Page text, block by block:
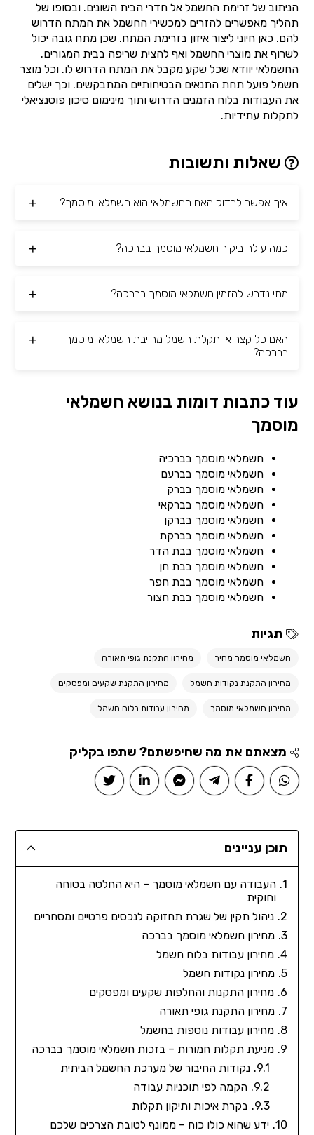
הניתוב של זרימת החשמל אל חדרי הבית השונים. ובסופו של
תהליך מאפשרים להזרים למכשירי החשמל את המתח הדרוש
להם. כאן חיוני ליצור איזון בזרימת המתח. שכן מתח גובה יכול
לשרוף את מוצרי החשמל ואף להצית שריפה בבית המגורים.
החשמלאי יוודא שכל שקע מקבל את המתח הדרוש לו. וכל מוצר
חשמל פועל תחת התנאים הבטיחותיים המתבקשים. וכך ישלים
את העבודות בלוח הזמנים הדרוש ותוך מינימום סיכון פוטנציאלי
לתקלות עתידיות.
שאלות ותשובות
איך אפשר לבדוק האם החשמלאי הוא חשמלאי מוסמך?
כמה עולה ביקור חשמלאי מוסמך בברכה?
מתי נדרש להזמין חשמלאי מוסמך בברכה?
האם כל קצר או תקלת חשמל מחייבת חשמלאי מוסמך
בברכה?
עוד כתבות דומות בנושא חשמלאי
מוסמך
חשמלאי מוסמך בברכיה
חשמלאי מוסמך בברעם
חשמלאי מוסמך בברק
חשמלאי מוסמך בברקאי
חשמלאי מוסמך בברקן
חשמלאי מוסמך בברקת
חשמלאי מוסמך בבת הדר
חשמלאי מוסמך בבת חן
חשמלאי מוסמך בבת חפר
חשמלאי מוסמך בבת חצור
תגיות
חשמלאי מוסמך מחיר מחירון התקנת גופי תאורה
מחירון התקנת נקודות חשמל מחירון התקנת שקעים ומפסקים
מחירון חשמלאי מוסמך מחירון עבודות בלוח חשמל
מצאתם את מה שחיפשתם? שתפו בקליק
תוכן עניינים
העבודה עם חשמלאי מוסמך – היא החלטה בטוחה
וחוקית
ניהול תקין של שגרת תחזוקה לנכסים פרטיים ומסחריים
מחירון חשמלאי מוסמך בברכה
מחירון עבודות בלוח חשמל
מחירון נקודות חשמל
מחירון התקנות והחלפות שקעים ומפסקים
מחירון התקנת גופי תאורה
מחירון עבודות נוספות בחשמל
מניעת תקלות חמורות – בזכות חשמלאי מוסמך בברכה
נקודות החיבור של מערכת החשמל הביתית
הקמה לפי תוכניות עבודה
בקרת איכות ותיקון תקלות
ידע שהוא כולו כוח – ממונף לטובת הצרכים שלכם